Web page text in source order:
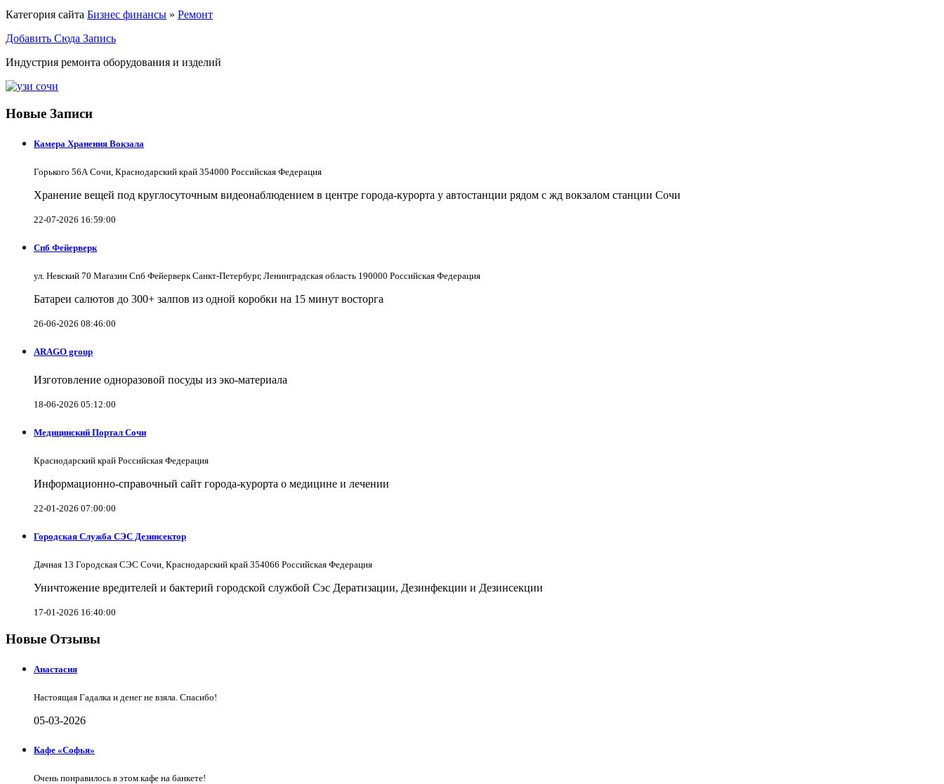
Категория сайта Бизнес финансы » Ремонт
Добавить Сюда Запись
Индустрия ремонта оборудования и изделий
Новые Записи
Камера Хранения Вокзала
Горького 56А Сочи, Краснодарский край 354000 Российская Федерация
Хранение вещей под круглосуточным видеонаблюдением в центре города-курорта у автостанции рядом с жд вокзалом станции Сочи
22-07-2026 16:59:00
Спб Фейерверк
ул. Невский 70 Магазин Спб Фейерверк Санкт-Петербург, Ленинградская область 190000 Российская Федерация
Батареи салютов до 300+ залпов из одной коробки на 15 минут восторга
26-06-2026 08:46:00
ARAGO group
Изготовление одноразовой посуды из эко-материала
18-06-2026 05:12:00
Медицинский Портал Сочи
Краснодарский край Российская Федерация
Информационно-справочный сайт города-курорта о медицине и лечении
22-01-2026 07:00:00
Городская Служба СЭС Дезинсектор
Дачная 13 Городская СЭС Сочи, Краснодарский край 354066 Российская Федерация
Уничтожение вредителей и бактерий городской службой Сэс Дератизации, Дезинфекции и Дезинсекции
17-01-2026 16:40:00
Новые Отзывы
Анастасия
Настоящая Гадалка и денег не взяла. Спасибо!
05-03-2026
Кафе «Софья»
Очень понравилось в этом кафе на банкете!